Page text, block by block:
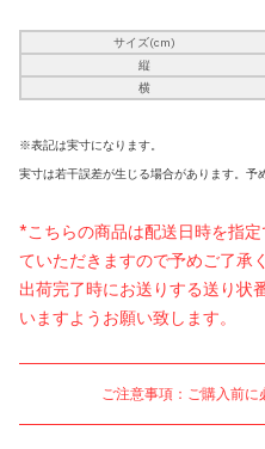
サイズ(cm)
縦
横
※表記は実寸になります。
実寸は若干誤差が生じる場合があります。予
*こちらの商品は配送日時を指
ていただきますので予めご了承
出荷完了時にお送りする送り状
いますようお願い致します。
ご注意事項：ご購入前